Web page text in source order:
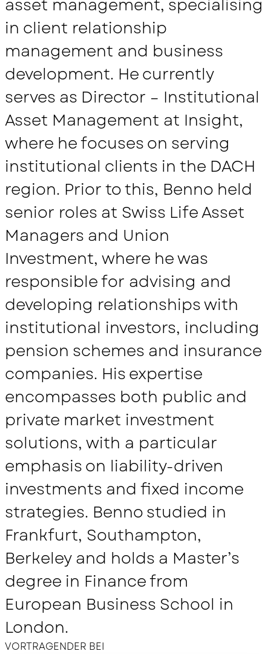
asset management, specialising
in client relationship
management and business
development. He currently
serves as Director – Institutional
Asset Management at Insight,
where he focuses on serving
institutional clients in the DACH
region. Prior to this, Benno held
senior roles at Swiss Life Asset
Managers and Union
Investment, where he was
responsible for advising and
developing relationships with
institutional investors, including
pension schemes and insurance
companies. His expertise
encompasses both public and
private market investment
solutions, with a particular
emphasis on liability-driven
investments and fixed income
strategies. Benno studied in
Frankfurt, Southampton,
Berkeley and holds a Master’s
degree in Finance from
European Business School in
London.
VORTRAGENDER BEI